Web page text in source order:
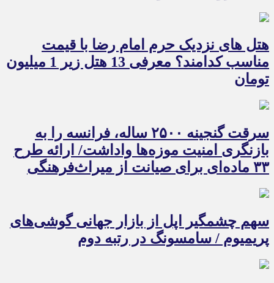
هتل های نزدیک حرم امام رضا با قیمت
مناسب کدامند؟ معرفی 13 هتل زیر 1 میلیون
تومان
سرقت گنجینه ۲۵۰۰ ساله، فرانسه را به
بازنگری امنیت موزه‌ها واداشت/ ارائه طرح
۳۳ ماده‌ای برای صیانت از میراث‌فرهنگی
سهم چشمگیر اپل از بازار جهانی گوشی‌های
پریمیوم / سامسونگ در رتبه دوم